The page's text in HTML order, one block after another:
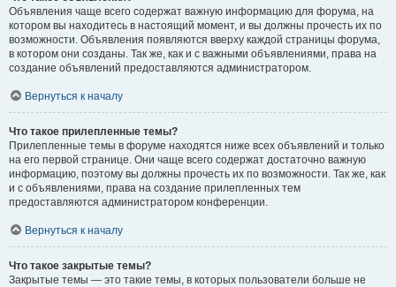
Объявления чаще всего содержат важную информацию для форума, на
котором вы находитесь в настоящий момент, и вы должны прочесть их по
возможности. Объявления появляются вверху каждой страницы форума,
в котором они созданы. Так же, как и с важными объявлениями, права на
создание объявлений предоставляются администратором.
Вернуться к началу
Что такое прилепленные темы?
Прилепленные темы в форуме находятся ниже всех объявлений и только
на его первой странице. Они чаще всего содержат достаточно важную
информацию, поэтому вы должны прочесть их по возможности. Так же, как
и с объявлениями, права на создание прилепленных тем
предоставляются администратором конференции.
Вернуться к началу
Что такое закрытые темы?
Закрытые темы — это такие темы, в которых пользователи больше не